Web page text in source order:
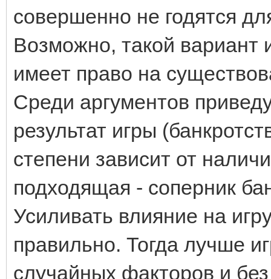
совершенно не годятся
Возможно, такой вариант
имеет право на
Среди аргументов
результат игры
степени зависит от
подходящая - соперник
Усиливать влияние на
правильно. Тогда лучше
случайных факторов и